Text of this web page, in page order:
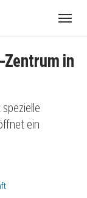
Zentrum in
ein